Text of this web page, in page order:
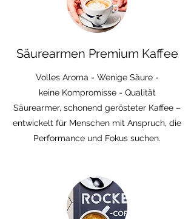
Säurearmen Premium Kaffee
Volles Aroma - Wenige Säure -
keine Kompromisse - Qualität
Säurearmer, schonend gerösteter Kaffee –
entwickelt für Menschen mit Anspruch, die
Performance und Fokus suchen.